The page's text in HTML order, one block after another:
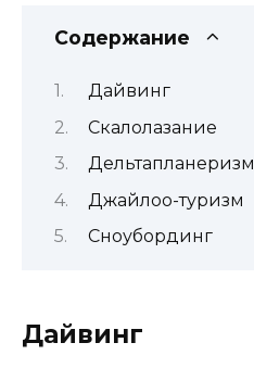
Содержание
Дайвинг
Скалолазание
Дельтапланеризм
Джайлоо-туризм
Сноубординг
Дайвинг